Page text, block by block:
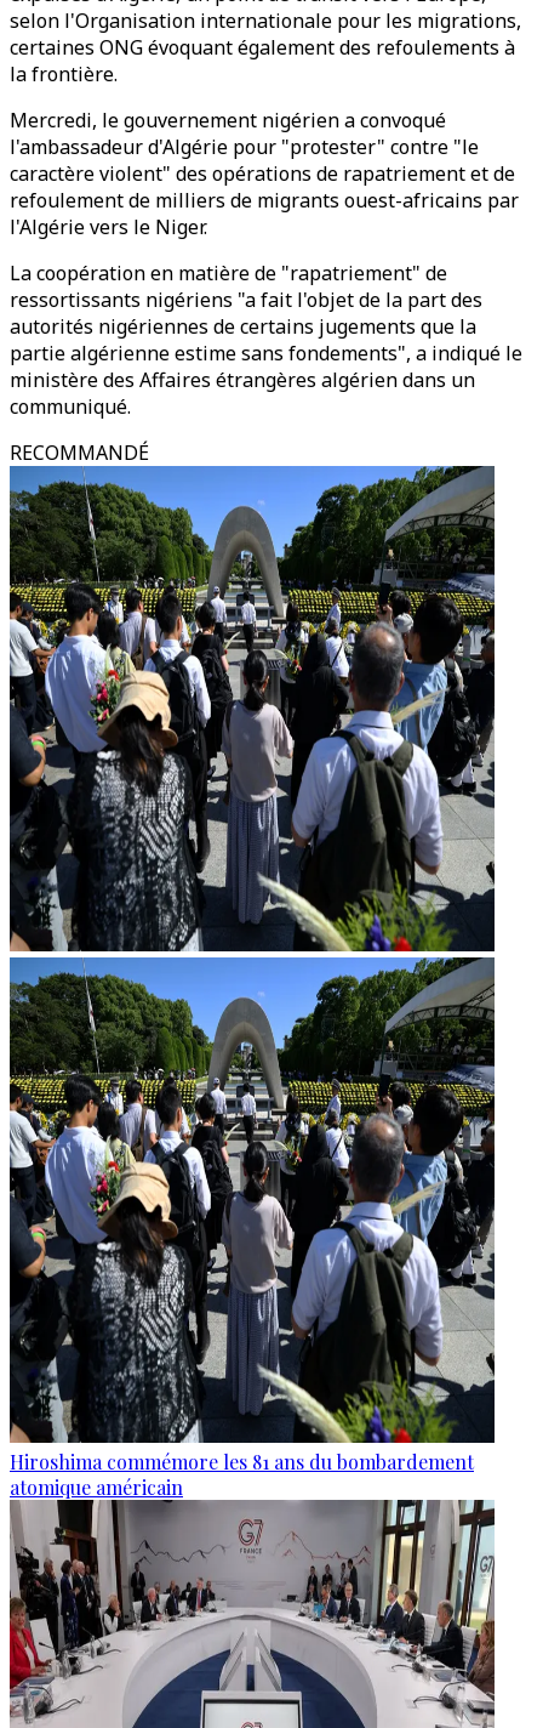
selon l'Organisation internationale pour les migrations,
certaines ONG évoquant également des refoulements à
la frontière.
Mercredi, le gouvernement nigérien a convoqué
l'ambassadeur d'Algérie pour "protester" contre "le
caractère violent" des opérations de rapatriement et de
refoulement de milliers de migrants ouest-africains par
l'Algérie vers le Niger.
La coopération en matière de "rapatriement" de
ressortissants nigériens "a fait l'objet de la part des
autorités nigériennes de certains jugements que la
partie algérienne estime sans fondements", a indiqué le
ministère des Affaires étrangères algérien dans un
communiqué.
RECOMMANDÉ
Hiroshima commémore les 81 ans du bombardement
atomique américain